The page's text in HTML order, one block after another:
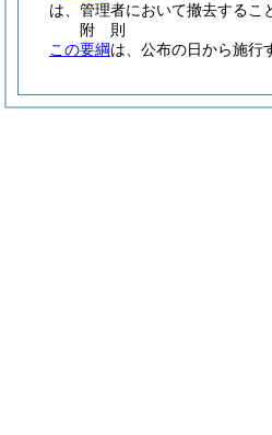
は、管理者において撤去するこ
附 則
この要綱は、公布の日から施行